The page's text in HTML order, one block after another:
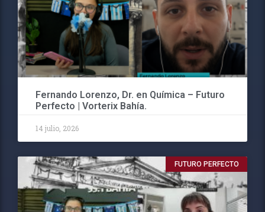
Fernando Lorenzo, Dr. en Química – Futuro
Perfecto | Vorterix Bahía.
14 julio, 2026
FUTURO PERFECTO